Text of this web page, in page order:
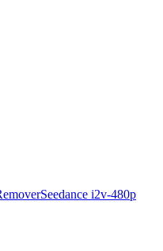
Seedance i2v-480p